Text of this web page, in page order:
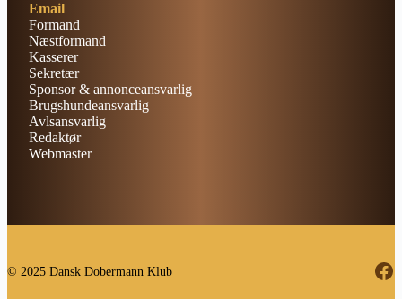
Email
Formand
Næstformand
Kasserer
Sekretær
Sponsor & annonceansvarlig
Brugshundeansvarlig
Avlsansvarlig
Redaktør
Webmaster
© 2025 Dansk Dobermann Klub